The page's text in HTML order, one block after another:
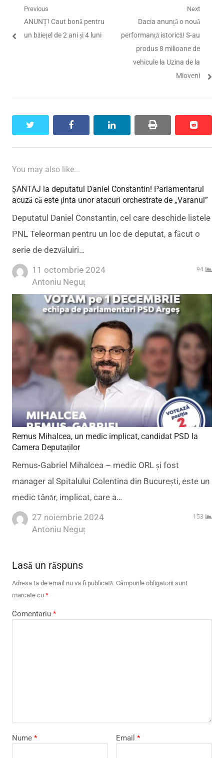
Navigare
Previous
Previous
post:
ANUNȚ! Caut bonă pentru
un băiețel de 2 ani și 4 luni
Next
Next
post:
Dacia anunță o nouă
performanță istorică! S-au
produs 8 milioane de
vehicule la Uzina de la
Mioveni
facebook linkedin print reddit
reddit
You may also like...
ȘANTAJ la deputatul Daniel Constantin! Parlamentarul
acuză că este ținta unor atacuri orchestrate de „Varanul”
Deputatul Daniel Constantin, cel care deschide listele
PNL Teleorman pentru un loc de deputat, a făcut o
serie de dezvăluiri…
11 octombrie 2024
Author
Antoniu Neguț
94
Remus Mihalcea, un medic implicat, candidat PSD la
Camera Deputaților
Remus-Gabriel Mihalcea – medic ORL și fost
manager al Spitalului Colentina din București, este un
medic tânăr, implicat, care a…
27 noiembrie 2024
Author
Antoniu Neguț
153
Lasă un răspuns
Adresa ta de email nu va fi publicată. Câmpurile obligatorii sunt
marcate cu *
Comentariu *
Nume * Email *